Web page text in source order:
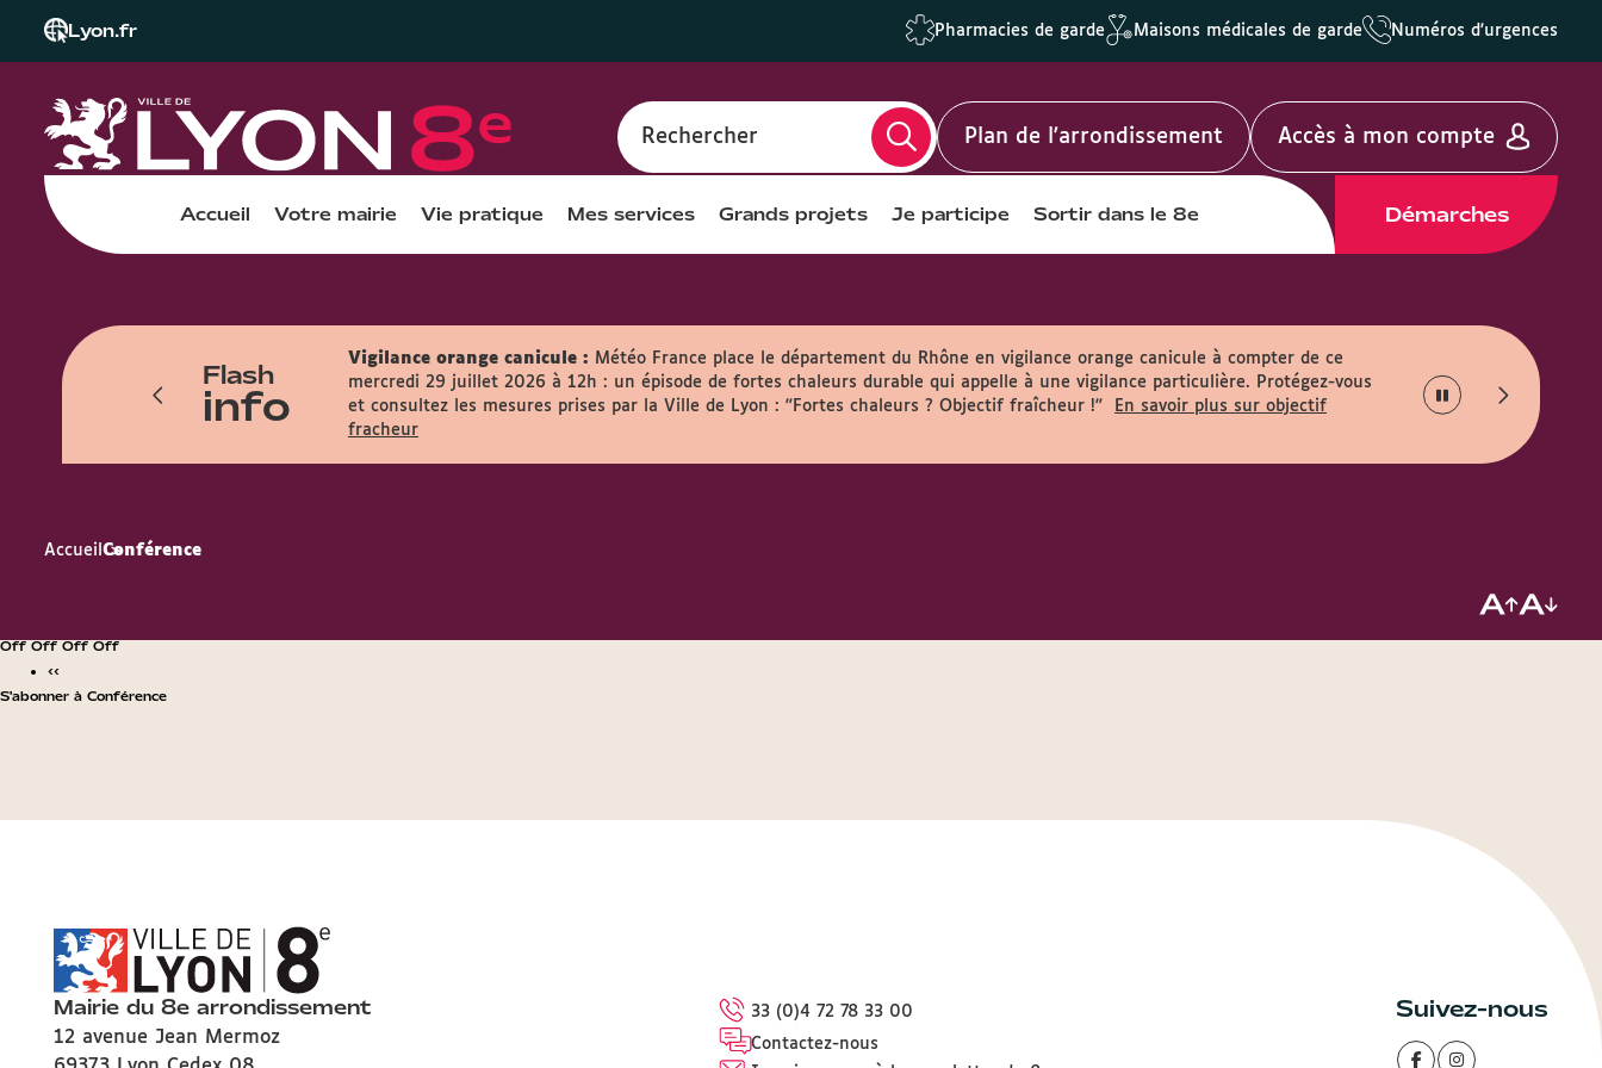
Lyon.fr Pharmacies de garde Maisons médicales de garde Numéros d'urgences
Rechercher Plan de l'arrondissement Accès à mon compte
Accueil Votre mairie Vie pratique Mes services Grands projets Je participe Sortir dans le 8e Démarches
Flash
info
et accueille le public entre 7h45 et
Vigilance orange canicule : Météo France place le département du Rhône en vigilance orange canicule à compter de ce
mercredi 29 juillet 2026 à 12h : un épisode de fortes chaleurs durable qui appelle à une vigilance particulière. Protégez-vous
et consultez les mesures prises par la Ville de Lyon : "Fortes chaleurs ? Objectif fraîcheur !"
En savoir plus sur objectif
fracheur
Accueil Conférence
Off Off Off Off
‹‹
S'abonner à Conférence
Mairie du 8e arrondissement
12 avenue Jean Mermoz
33 (0)4 72 78 33 00
Contactez-nous
Suivez-nous